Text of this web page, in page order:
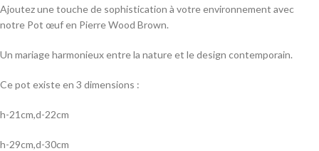
Ajoutez une touche de sophistication à votre environnement avec
notre Pot œuf en Pierre Wood Brown.
Un mariage harmonieux entre la nature et le design contemporain.
Ce pot existe en 3 dimensions :
h-21cm,d-22cm
h-29cm,d-30cm